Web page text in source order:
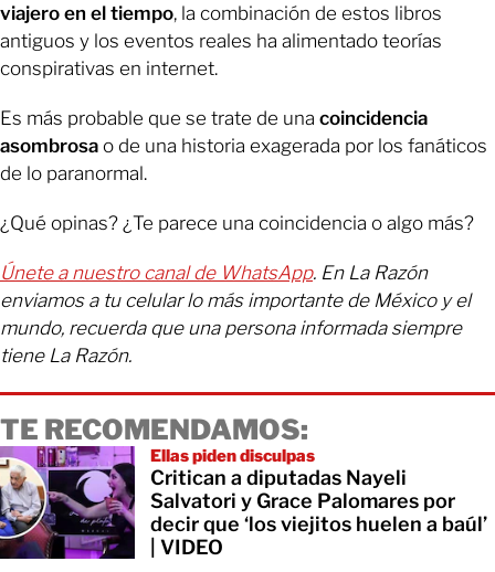
viajero en el tiempo, la combinación de estos libros
antiguos y los eventos reales ha alimentado teorías
conspirativas en internet.
Es más probable que se trate de una coincidencia
asombrosa o de una historia exagerada por los fanáticos
de lo paranormal.
¿Qué opinas? ¿Te parece una coincidencia o algo más?
Únete a nuestro canal de WhatsApp. En La Razón
enviamos a tu celular lo más importante de México y el
mundo, recuerda que una persona informada siempre
tiene La Razón.
TE RECOMENDAMOS:
Ellas piden disculpas
Critican a diputadas Nayeli
Salvatori y Grace Palomares por
decir que ‘los viejitos huelen a baúl’
| VIDEO